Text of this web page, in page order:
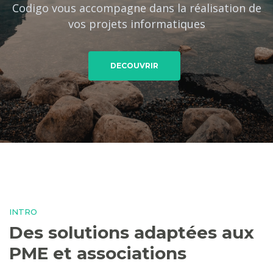
Codigo vous accompagne dans la réalisation de
vos projets informatiques
DECOUVRIR
INTRO
Des solutions adaptées aux
PME et associations